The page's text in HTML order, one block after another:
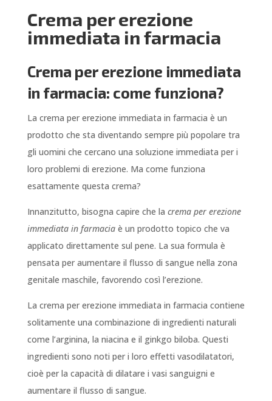
Crema per erezione
immediata in farmacia
Crema per erezione immediata
in farmacia: come funziona?
La crema per erezione immediata in farmacia è un
prodotto che sta diventando sempre più popolare tra
gli uomini che cercano una soluzione immediata per i
loro problemi di erezione. Ma come funziona
esattamente questa crema?
Innanzitutto, bisogna capire che la crema per erezione
immediata in farmaciaè un prodotto topico che va
applicato direttamente sul pene. La sua formula è
pensata per aumentare il flusso di sangue nella zona
genitale maschile, favorendo così l’erezione.
La crema per erezione immediata in farmacia contiene
solitamente una combinazione di ingredienti naturali
come l’arginina, la niacina e il ginkgo biloba. Questi
ingredienti sono noti per i loro effetti vasodilatatori,
cioè per la capacità di dilatare i vasi sanguigni e
aumentare il flusso di sangue.